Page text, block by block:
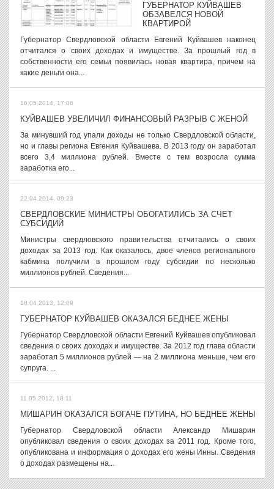
ГУБЕРНАТОР КУЙВАШЕВ
ОБЗАВЕЛСЯ НОВОЙ
КВАРТИРОЙ
Губернатор Свердловской области Евгений Куйвашев наконец
отчитался о своих доходах и имуществе. За прошлый год в
собственности его семьи появилась новая квартира, причем на
какие деньги она...
16.05.2014, 17:06
КУЙВАШЕВ УВЕЛИЧИЛ ФИНАНСОВЫЙ РАЗРЫВ С ЖЕНОЙ
За минувший год упали доходы не только Свердловской области,
но и главы региона Евгения Куйвашева. В 2013 году он заработал
всего 3,4 миллиона рублей. Вместе с тем возросла сумма
заработка его...
22.04.2014, 09:23
СВЕРДЛОВСКИЕ МИНИСТРЫ ОБОГАТИЛИСЬ ЗА СЧЕТ
СУБСИДИЙ
Министры свердловского правительства отчитались о своих
доходах за 2013 год. Как оказалось, двое членов регионального
кабмина получили в прошлом году субсидии по несколько
миллионов рублей. Сведения...
18.04.2013, 12:09
ГУБЕРНАТОР КУЙВАШЕВ ОКАЗАЛСЯ БЕДНЕЕ ЖЕНЫ
Губернатор Свердловской области Евгений Куйвашев опубликовал
сведения о своих доходах и имуществе. За 2012 год глава области
заработал 5 миллионов рублей — на 2 миллиона меньше, чем его
супруга. ...
11.05.2012, 18:11
МИШАРИН ОКАЗАЛСЯ БОГАЧЕ ПУТИНА, НО БЕДНЕЕ ЖЕНЫ
Губернатор Свердловской области Александр Мишарин
опубликовал сведения о своих доходах за 2011 год. Кроме того,
опубликована и информация о доходах его жены Инны. Сведения
о доходах размещены на...